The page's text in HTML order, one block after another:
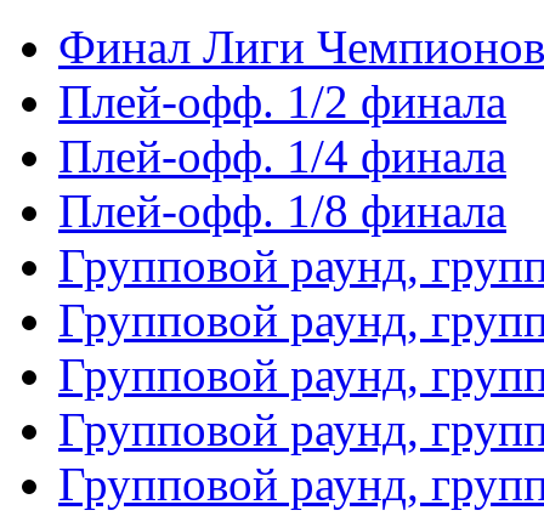
Финал Лиги Чемпионов
Плей-офф. 1/2 финала
Плей-офф. 1/4 финала
Плей-офф. 1/8 финала
Групповой раунд,
Групповой раунд,
Групповой раунд,
Групповой раунд,
Групповой раунд,